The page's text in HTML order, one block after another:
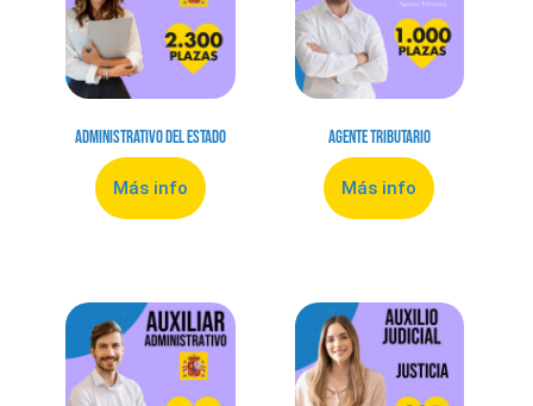
Administrativo del Estado
Más info
Agente Tributario
Más info